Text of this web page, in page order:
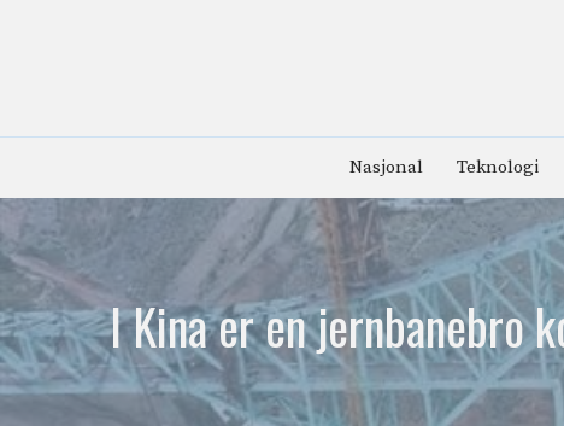
Nasjonal Teknologi
I Kina er en jernbanebro